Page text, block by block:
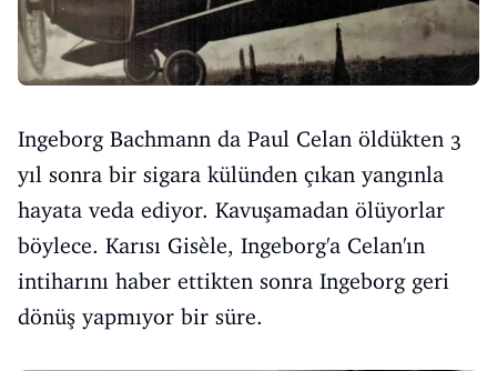
Ingeborg Bachmann da Paul Celan öldükten 3
yıl sonra bir sigara külünden çıkan yangınla
hayata veda ediyor. Kavuşamadan ölüyorlar
böylece. Karısı Gisèle, Ingeborg'a Celan'ın
intiharını haber ettikten sonra Ingeborg geri
dönüş yapmıyor bir süre.